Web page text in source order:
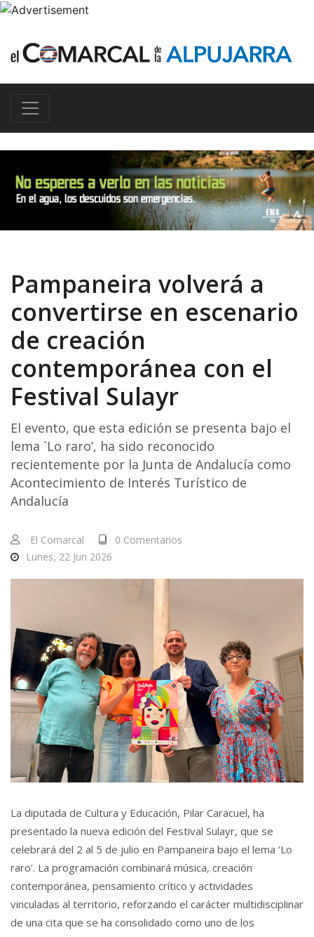
Pampaneira volverá a
convertirse en escenario
de creación
contemporánea con el
Festival Sulayr
El evento, que esta edición se presenta bajo el
lema `Lo raro’, ha sido reconocido
recientemente por la Junta de Andalucía como
Acontecimiento de Interés Turístico de
Andalucía
El Comarcal
0 Comentarios
Lunes, 22 Jun 2026
La diputada de Cultura y Educación, Pilar Caracuel, ha
presentado la nueva edición del Festival Sulayr, que se
celebrará del 2 al 5 de julio en Pampaneira bajo el lema ‘Lo
raro’. La programación combinará música, creación
contemporánea, pensamiento crítico y actividades
vinculadas al territorio, reforzando el carácter multidisciplinar
de una cita que se ha consolidado como uno de los